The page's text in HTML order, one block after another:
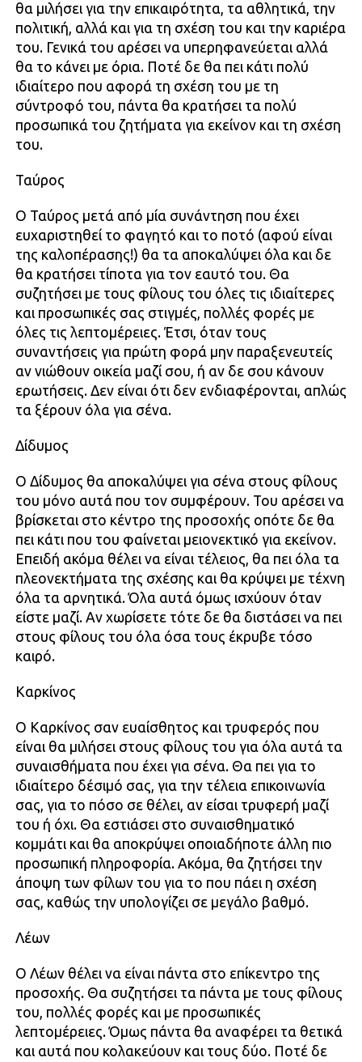
θα μιλήσει για την επικαιρότητα, τα αθλητικά, την
πολιτική, αλλά και για τη σχέση του και την καριέρα
του. Γενικά του αρέσει να υπερηφανεύεται αλλά
θα το κάνει με όρια. Ποτέ δε θα πει κάτι πολύ
ιδιαίτερο που αφορά τη σχέση του με τη
σύντροφό του, πάντα θα κρατήσει τα πολύ
προσωπικά του ζητήματα για εκείνον και τη σχέση
του.
Ταύρος
Ο Ταύρος μετά από μία συνάντηση που έχει
ευχαριστηθεί το φαγητό και το ποτό (αφού είναι
της καλοπέρασης!) θα τα αποκαλύψει όλα και δε
θα κρατήσει τίποτα για τον εαυτό του. Θα
συζητήσει με τους φίλους του όλες τις ιδιαίτερες
και προσωπικές σας στιγμές, πολλές φορές με
όλες τις λεπτομέρειες. Έτσι, όταν τους
συναντήσεις για πρώτη φορά μην παραξενευτείς
αν νιώθουν οικεία μαζί σου, ή αν δε σου κάνουν
ερωτήσεις. Δεν είναι ότι δεν ενδιαφέρονται, απλώς
τα ξέρουν όλα για σένα.
Δίδυμος
Ο Δίδυμος θα αποκαλύψει για σένα στους φίλους
του μόνο αυτά που τον συμφέρουν. Του αρέσει να
βρίσκεται στο κέντρο της προσοχής οπότε δε θα
πει κάτι που του φαίνεται μειονεκτικό για εκείνον.
Επειδή ακόμα θέλει να είναι τέλειος, θα πει όλα τα
πλεονεκτήματα της σχέσης και θα κρύψει με τέχνη
όλα τα αρνητικά. Όλα αυτά όμως ισχύουν όταν
είστε μαζί. Αν χωρίσετε τότε δε θα διστάσει να πει
στους φίλους του όλα όσα τους έκρυβε τόσο
καιρό.
Καρκίνος
Ο Καρκίνος σαν ευαίσθητος και τρυφερός που
είναι θα μιλήσει στους φίλους του για όλα αυτά τα
συναισθήματα που έχει για σένα. Θα πει για το
ιδιαίτερο δέσιμό σας, για την τέλεια επικοινωνία
σας, για το πόσο σε θέλει, αν είσαι τρυφερή μαζί
του ή όχι. Θα εστιάσει στο συναισθηματικό
κομμάτι και θα αποκρύψει οποιαδήποτε άλλη πιο
προσωπική πληροφορία. Ακόμα, θα ζητήσει την
άποψη των φίλων του για το που πάει η σχέση
σας, καθώς την υπολογίζει σε μεγάλο βαθμό.
Λέων
Ο Λέων θέλει να είναι πάντα στο επίκεντρο της
προσοχής. Θα συζητήσει τα πάντα με τους φίλους
του, πολλές φορές και με προσωπικές
λεπτομέρειες. Όμως πάντα θα αναφέρει τα θετικά
και αυτά που κολακεύουν και τους δύο. Ποτέ δε